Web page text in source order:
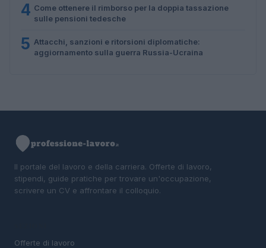
4 Come ottenere il rimborso per la doppia tassazione
sulle pensioni tedesche
5 Attacchi, sanzioni e ritorsioni diplomatiche:
aggiornamento sulla guerra Russia-Ucraina
Il portale del lavoro e della carriera. Offerte di lavoro,
stipendi, guide pratiche per trovare un'occupazione,
scrivere un CV e affrontare il colloquio.
Offerte di lavoro